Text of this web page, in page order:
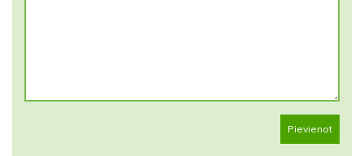
Pievienot